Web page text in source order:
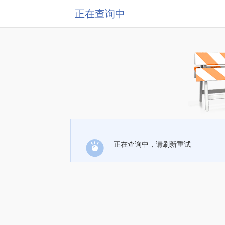
正在查询中
正在查询中，请刷新重试